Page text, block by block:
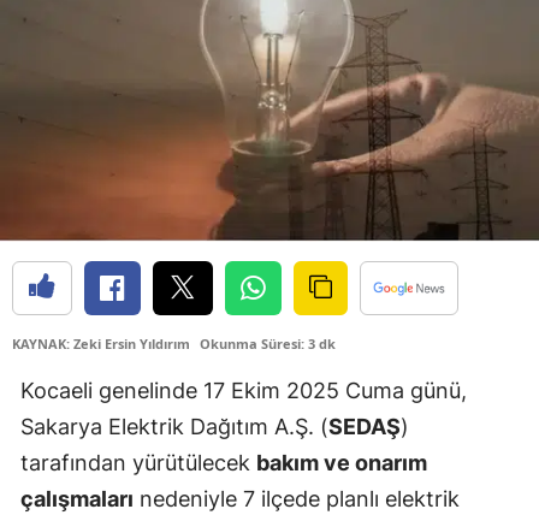
Çanakkale
Çankırı
Çorum
Denizli
Diyarbakır
Edirne
Erzincan
Erzurum
Eskişehir
KAYNAK: Zeki Ersin Yıldırım Okunma Süresi: 3 dk
Kocaeli genelinde 17 Ekim 2025 Cuma günü,
Sakarya Elektrik Dağıtım A.Ş. (SEDAŞ)
tarafından yürütülecek bakım ve onarım
çalışmaları nedeniyle 7 ilçede planlı elektrik